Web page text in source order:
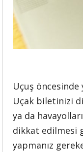
Uçuş öncesinde
Uçak biletinizi
ya da
dikkat edilmesi
yapmanız